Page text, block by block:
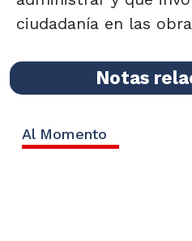
ciudadanía en las
Notas
Al Momento